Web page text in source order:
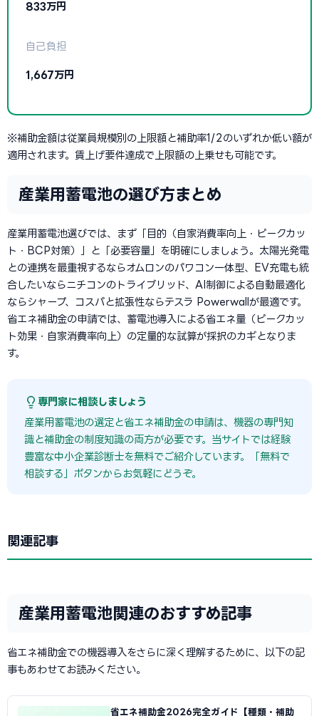
833万円
自己負担
1,667万円
※補助金額は従業員規模別の上限額と補助率1/2のいずれか低い額が
適用されます。賃上げ要件達成で上限額の上乗せも可能です。
産業用蓄電池の選び方まとめ
産業用蓄電池選びでは、まず「目的（自家消費率向上・ピークカッ
ト・BCP対策）」と「必要容量」を明確にしましょう。太陽光発電
との連携を最重視するならオムロンのパワコン一体型、EV充電も統
合したいならニチコンのトライブリッド、AI制御による自動最適化
ならシャープ、コスパと拡張性ならテスラ Powerwallが最適です。
省エネ補助金の申請では、蓄電池導入による省エネ量（ピークカッ
ト効果・自家消費率向上）の定量的な試算が採択のカギとなりま
す。
専門家に相談しましょう
産業用蓄電池の選定と省エネ補助金の申請は、機器の専門知
識と補助金の制度知識の両方が必要です。当サイトでは経験
豊富な中小企業診断士を無料でご紹介しています。「無料で
相談する」ボタンからお気軽にどうぞ。
関連記事
産業用蓄電池関連のおすすめ記事
省エネ補助金での機器導入をさらに深く理解するために、以下の記
事もあわせてお読みください。
省エネ補助金2026完全ガイド【種類・補助